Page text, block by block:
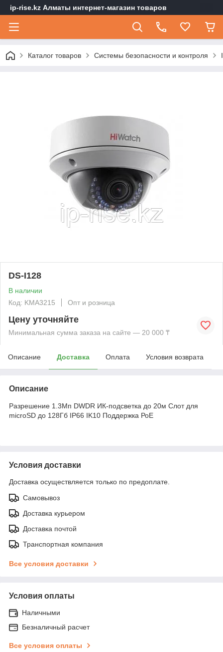
ip-rise.kz Алматы интернет-магазин товаров
Каталог товаров Системы безопасности и контроля
DS-I128
В наличии
Код: KMА3215
Опт и розница
Цену уточняйте
Минимальная сумма заказа на сайте — 20 000 ₸
Описание Доставка Оплата Условия возврата
Описание
Разрешение 1.3Мп DWDR ИК-подсветка до 20м Слот для
microSD до 128Гб IP66 IK10 Поддержка РоЕ
Условия доставки
Доставка осуществляется только по предоплате.
Самовывоз
Доставка курьером
Доставка почтой
Транспортная компания
Все условия доставки
Условия оплаты
Наличными
Безналичный расчет
Все условия оплаты